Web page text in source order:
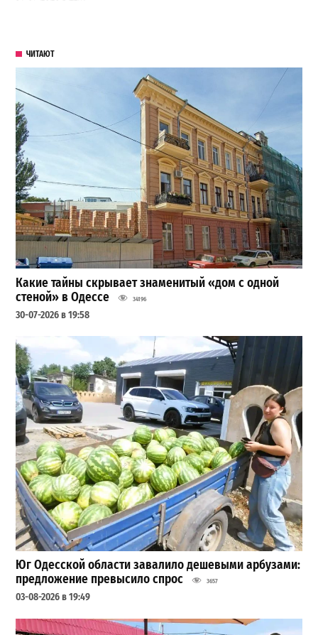
ЧИТАЮТ
Какие тайны скрывает знаменитый «дом с одной
стеной» в Одессе
34196
30-07-2026 в 19:58
Юг Одесской области завалило дешевыми арбузами:
предложение превысило спрос
3657
03-08-2026 в 19:49